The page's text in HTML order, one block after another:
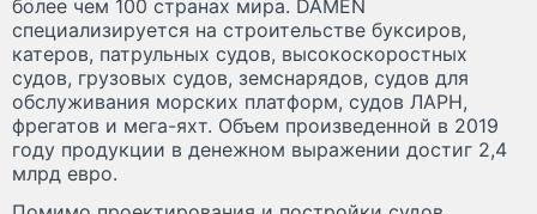
более чем 100 странах мира. DAMEN
специализируется на строительстве буксиров,
катеров, патрульных судов, высокоскоростных
судов, грузовых судов, земснарядов, судов для
обслуживания морских платформ, судов ЛАРН,
фрегатов и мега-яхт. Объем произведенной в 2019
году продукции в денежном выражении достиг 2,4
млрд евро.